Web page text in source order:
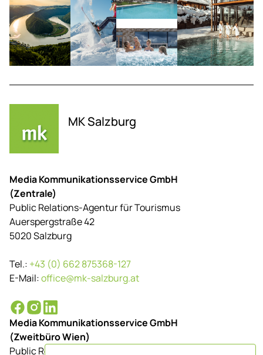
MK Salzburg
Media Kommunikationsservice GmbH
(Zentrale)
Public Relations-Agentur für Tourismus
Auerspergstraße 42
5020 Salzburg
Tel.: +43 (0) 662 875368-127
E-Mail:office@mk-salzburg.at
Media Kommunikationsservice GmbH
(Zweitbüro Wien)
Public Relations-Agentur für Tourismus